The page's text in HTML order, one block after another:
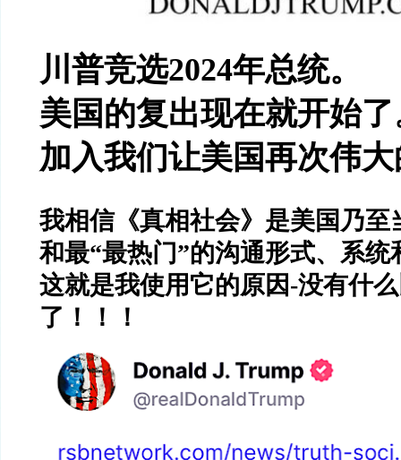
川普竞选2024年总统。
美国的复出现在就开始
加入我们让美国再次伟
我相信《真相社会》是美国乃至
和最“最热门”的沟通形式、系统
这就是我使用它的原因-没有什
了！！！